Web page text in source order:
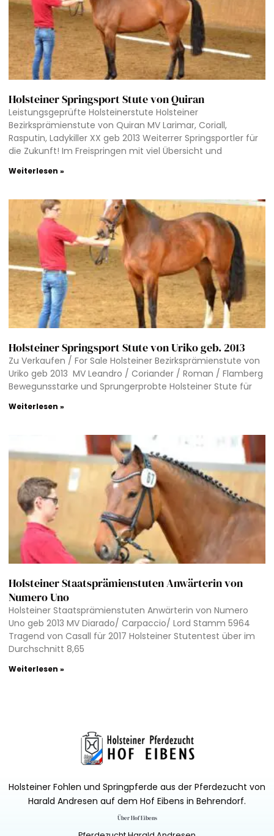
Holsteiner Springsport Stute von Quiran
Leistungsgeprüfte Holsteinerstute Holsteiner
Bezirksprämienstute von Quiran MV Larimar, Coriall,
Rasputin, Ladykiller XX geb 2013 Weiterrer Springsportler für
die Zukunft! Im Freispringen mit viel Übersicht und
Weiterlesen »
Holsteiner Springsport Stute von Uriko geb. 2013
Zu Verkaufen / For Sale Holsteiner Bezirksprämienstute von
Uriko geb 2013 MV Leandro / Coriander / Roman / Flamberg
Bewegunsstarke und Sprungerprobte Holsteiner Stute für
Weiterlesen »
Holsteiner Staatsprämienstuten Anwärterin von
Numero Uno
Holsteiner Staatsprämienstuten Anwärterin von Numero
Uno geb 2013 MV Diarado/ Carpaccio/ Lord Stamm 5964
Tragend von Casall für 2017 Holsteiner Stutentest über im
Durchschnitt 8,65
Weiterlesen »
Holsteiner Fohlen und Springpferde aus der Pferdezucht von
Harald Andresen auf dem Hof Eibens in Behrendorf.
Über Hof Eibens